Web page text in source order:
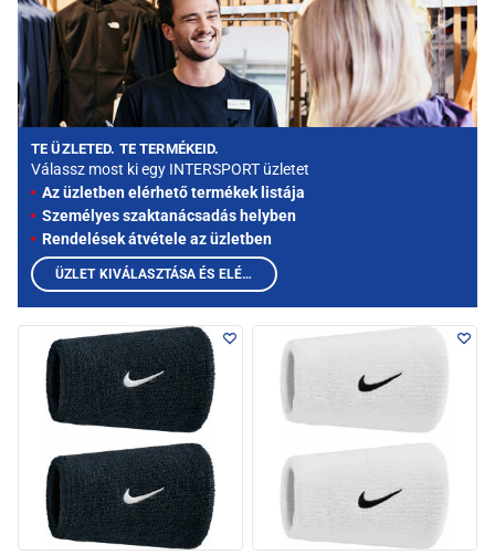
TE ÜZLETED. TE TERMÉKEID.
Válassz most ki egy INTERSPORT üzletet
Az üzletben elérhető termékek listája
Személyes szaktanácsadás helyben
Rendelések átvétele az üzletben
ÜZLET KIVÁLASZTÁSA ÉS ELÉRHETŐ TERMÉKEK MEGTEKINTÉSE